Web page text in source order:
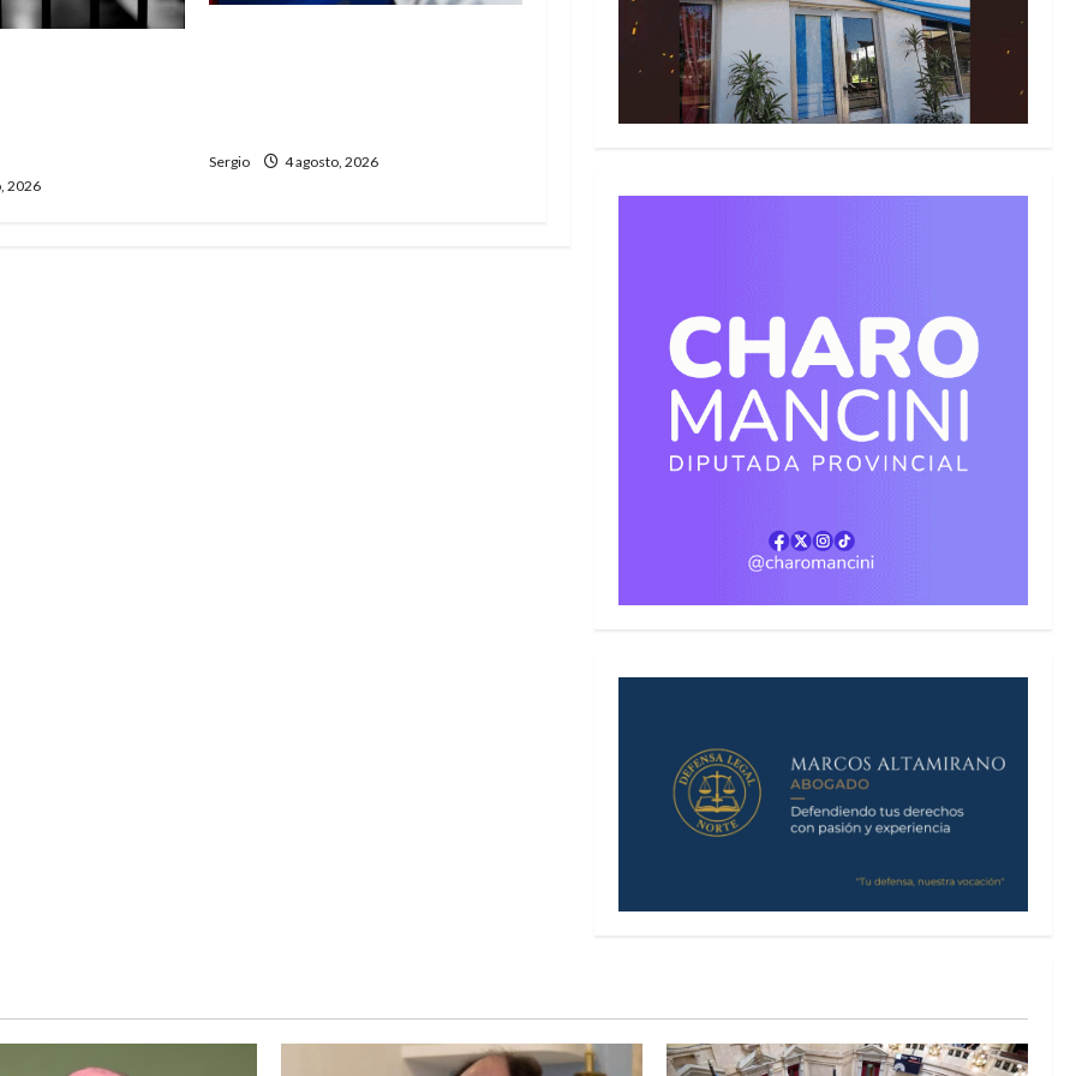
2026
Sergio 4 agosto, 2026